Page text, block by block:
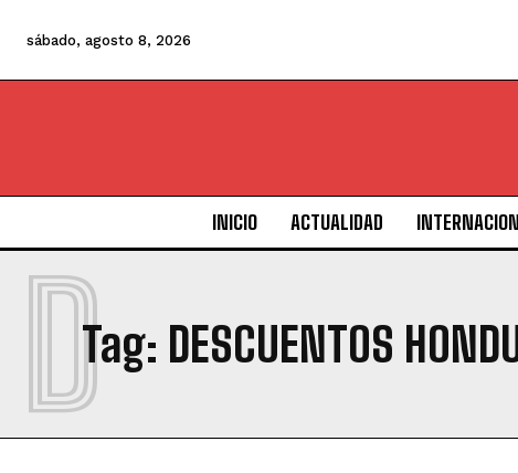
sábado, agosto 8, 2026
INICIO ACTUALIDAD
Tag: DESCUENTOS
D